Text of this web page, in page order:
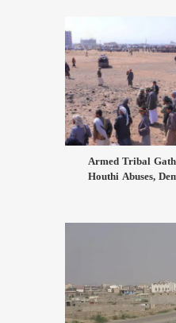
Armed Tribal
Houthi Abuses,